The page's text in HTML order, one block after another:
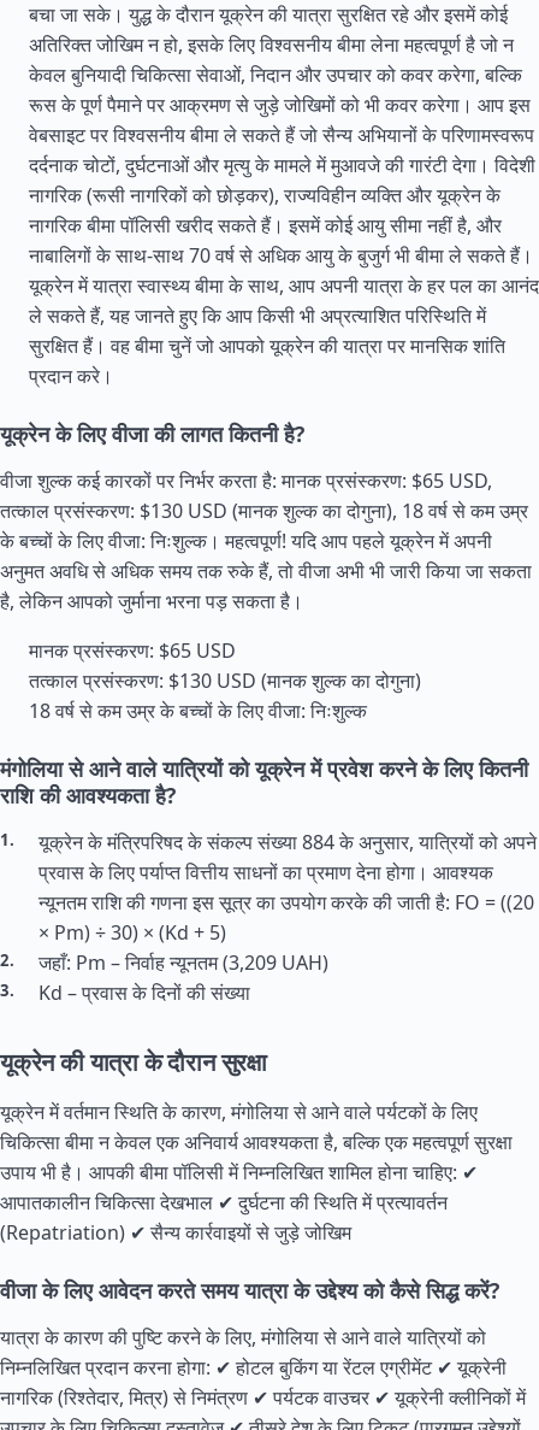
बचा जा सके। युद्ध के दौरान यूक्रेन की यात्रा सुरक्षित रहे और इसमें कोई
अतिरिक्त जोखिम न हो, इसके लिए विश्वसनीय बीमा लेना महत्वपूर्ण है जो न
केवल बुनियादी चिकित्सा सेवाओं, निदान और उपचार को कवर करेगा, बल्कि
रूस के पूर्ण पैमाने पर आक्रमण से जुड़े जोखिमों को भी कवर करेगा। आप इस
वेबसाइट पर विश्वसनीय बीमा ले सकते हैं जो सैन्य अभियानों के परिणामस्वरूप
दर्दनाक चोटों, दुर्घटनाओं और मृत्यु के मामले में मुआवजे की गारंटी देगा। विदेशी
नागरिक (रूसी नागरिकों को छोड़कर), राज्यविहीन व्यक्ति और यूक्रेन के
नागरिक बीमा पॉलिसी खरीद सकते हैं। इसमें कोई आयु सीमा नहीं है, और
नाबालिगों के साथ-साथ 70 वर्ष से अधिक आयु के बुजुर्ग भी बीमा ले सकते हैं।
यूक्रेन में यात्रा स्वास्थ्य बीमा के साथ, आप अपनी यात्रा के हर पल का आनंद
ले सकते हैं, यह जानते हुए कि आप किसी भी अप्रत्याशित परिस्थिति में
सुरक्षित हैं। वह बीमा चुनें जो आपको यूक्रेन की यात्रा पर मानसिक शांति
प्रदान करे।
यूक्रेन के लिए वीजा की लागत कितनी है?
वीजा शुल्क कई कारकों पर निर्भर करता है: मानक प्रसंस्करण: $65 USD,
तत्काल प्रसंस्करण: $130 USD (मानक शुल्क का दोगुना), 18 वर्ष से कम उम्र
के बच्चों के लिए वीजा: निःशुल्क। महत्वपूर्ण! यदि आप पहले यूक्रेन में अपनी
अनुमत अवधि से अधिक समय तक रुके हैं, तो वीजा अभी भी जारी किया जा सकता
है, लेकिन आपको जुर्माना भरना पड़ सकता है।
मानक प्रसंस्करण: $65 USD
तत्काल प्रसंस्करण: $130 USD (मानक शुल्क का दोगुना)
18 वर्ष से कम उम्र के बच्चों के लिए वीजा: निःशुल्क
मंगोलिया से आने वाले यात्रियों को यूक्रेन में प्रवेश करने के लिए कितनी
राशि की आवश्यकता है?
यूक्रेन के मंत्रिपरिषद के संकल्प संख्या 884 के अनुसार, यात्रियों को अपने
प्रवास के लिए पर्याप्त वित्तीय साधनों का प्रमाण देना होगा। आवश्यक
न्यूनतम राशि की गणना इस सूत्र का उपयोग करके की जाती है: FO = ((20
× Pm) ÷ 30) × (Kd + 5)
जहाँ: Pm – निर्वाह न्यूनतम (3,209 UAH)
Kd – प्रवास के दिनों की संख्या
यूक्रेन की यात्रा के दौरान सुरक्षा
यूक्रेन में वर्तमान स्थिति के कारण, मंगोलिया से आने वाले पर्यटकों के लिए
चिकित्सा बीमा न केवल एक अनिवार्य आवश्यकता है, बल्कि एक महत्वपूर्ण सुरक्षा
उपाय भी है। आपकी बीमा पॉलिसी में निम्नलिखित शामिल होना चाहिए: ✔
आपातकालीन चिकित्सा देखभाल ✔ दुर्घटना की स्थिति में प्रत्यावर्तन
(Repatriation) ✔ सैन्य कार्रवाइयों से जुड़े जोखिम
वीजा के लिए आवेदन करते समय यात्रा के उद्देश्य को कैसे सिद्ध करें?
यात्रा के कारण की पुष्टि करने के लिए, मंगोलिया से आने वाले यात्रियों को
निम्नलिखित प्रदान करना होगा: ✔ होटल बुकिंग या रेंटल एग्रीमेंट ✔ यूक्रेनी
नागरिक (रिश्तेदार, मित्र) से निमंत्रण ✔ पर्यटक वाउचर ✔ यूक्रेनी क्लीनिकों में